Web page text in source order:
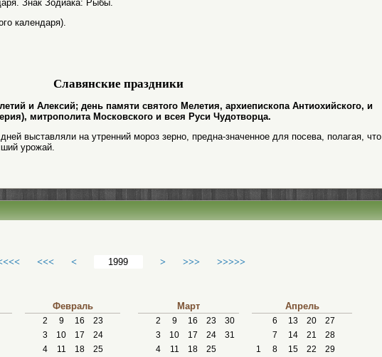
Знак Зодиака: Рыбы.
календаря).
Славянские праздники
и Алексий; день памяти святого Мелетия, архиепископа Антиохийского, и
митрополита Московского и всея Руси Чудотворца.
выставляли на утренний мороз зерно, предна-значенное для посева, полагая, что
урожай.
<<< < > >>> >>>>>
Февраль
2 9 16
23
3
10 17
24
4
11 18
25
Март
2 9 16 23
30
3
10 17 24
31
4
11 18
25
Апрель
6 13 20
27
7
14 21
28
1
8 15 22
29